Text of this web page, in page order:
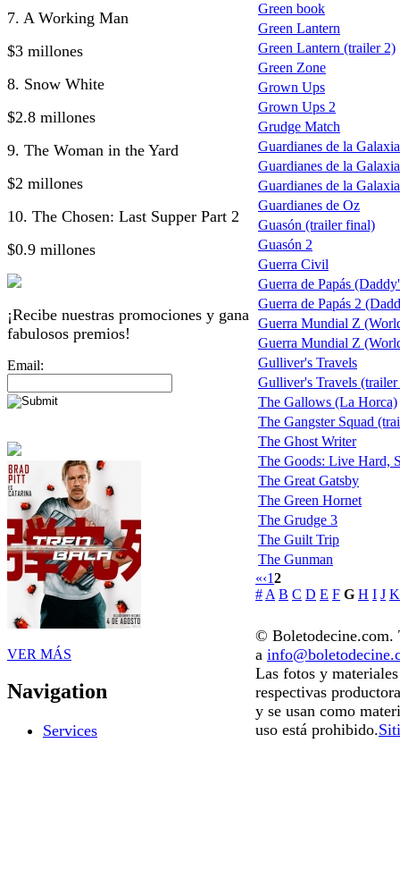
7. A Working Man
$3 millones
8. Snow White
$2.8 millones
9. The Woman in the Yard
$2 millones
10. The Chosen: Last Supper Part 2
$0.9 millones
¡Recibe nuestras promociones y gana
fabulosos premios!
Email:
VER MÁS
Navigation
Services
Green book
Green Lantern
Green Lantern (trailer 2)
Green Zone
Grown Ups
Grown Ups 2
Grudge Match
Guardianes de la
Guardianes de la
Guardianes de la
Guardianes de Oz
Guasón (trailer final)
Guasón 2
Guerra Civil
Guerra de Papás
Guerra de Papás 2
Guerra Mundial Z
Guerra Mundial Z
Gulliver's Travels
Gulliver's Travels (trailer
The Gallows (La Horca)
The Gangster Squad
The Ghost Writer
The Goods: Live Hard,
The Great Gatsby
The Green Hornet
The Grudge 3
The Guilt Trip
The Gunman
«‹12
# A B C D E F G H I J K
© Boletodecine.com.
a
Las fotos y
respectivas
y se usan como
uso está prohibido.